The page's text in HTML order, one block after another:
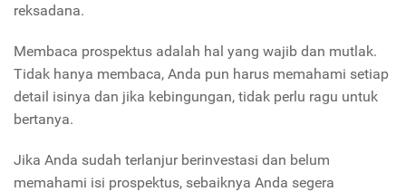
reksadana.
Membaca prospektus adalah hal yang wajib dan mutlak.
Tidak hanya membaca, Anda pun harus memahami setiap
detail isinya dan jika kebingungan, tidak perlu ragu untuk
bertanya.
Jika Anda sudah terlanjur berinvestasi dan belum
memahami isi prospektus, sebaiknya Anda segera